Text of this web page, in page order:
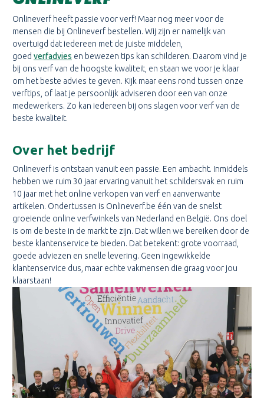
Onlineverf heeft passie voor verf! Maar nog meer voor de
mensen die bij Onlineverf bestellen. Wij zijn er namelijk van
overtuigd dat iedereen met de juiste middelen,
goed verfadvies en bewezen tips kan schilderen. Daarom vind je
bij ons verf van de hoogste kwaliteit, en staan we voor je klaar
om het beste advies te geven. Kijk maar eens rond tussen onze
verftips, of laat je persoonlijk adviseren door een van onze
medewerkers. Zo kan iedereen bij ons slagen voor verf van de
beste kwaliteit.
Over het bedrijf
Onlineverf is ontstaan vanuit een passie. Een ambacht. Inmiddels
hebben we ruim 30 jaar ervaring vanuit het schildersvak en ruim
10 jaar met het online verkopen van verf en aanverwante
artikelen. Ondertussen is Onlineverf.be één van de snelst
groeiende online verfwinkels van Nederland en België. Ons doel
is om de beste in de markt te zijn. Dat willen we bereiken door de
beste klantenservice te bieden. Dat betekent: grote voorraad,
goede adviezen en snelle levering. Geen ingewikkelde
klantenservice dus, maar echte vakmensen die graag voor jou
klaarstaan!